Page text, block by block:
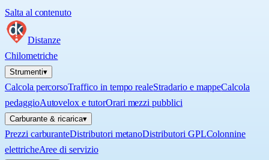
Salta al contenuto
Distanze
Chilometriche
Strumenti▾
Calcola percorsoTraffico in tempo realeStradario e mappeCalcola
pedaggioAutovelox e tutorOrari mezzi pubblici
Carburante & ricarica▾
Prezzi carburanteDistributori metanoDistributori GPLColonnine
elettricheAree di servizio